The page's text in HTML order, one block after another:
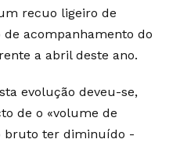
recuo ligeiro de
de acompanhamento do
a abril deste ano.
evolução deveu-se,
de o «volume de
bruto ter diminuído -